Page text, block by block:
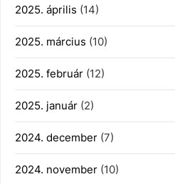
2025. április (14)
2025. március (10)
2025. február (12)
2025. január (2)
2024. december (7)
2024. november (10)